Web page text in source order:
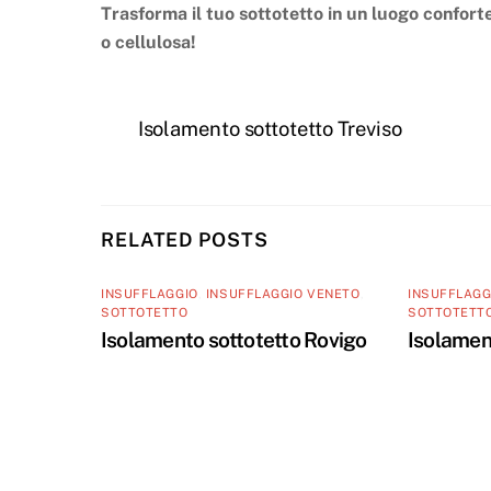
Trasforma il tuo sottotetto in un luogo
o cellulosa!
Isolamento sottotetto Treviso
RELATED POSTS
INSUFFLAGGIO INSUFFLAGGIO VENETO
SOTTOTETTO
Isolamento sottotetto Rovigo